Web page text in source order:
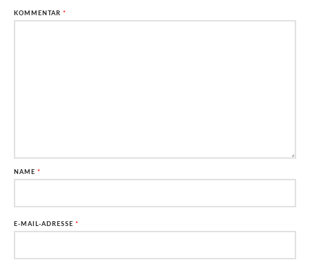
KOMMENTAR *
NAME *
E-MAIL-ADRESSE *